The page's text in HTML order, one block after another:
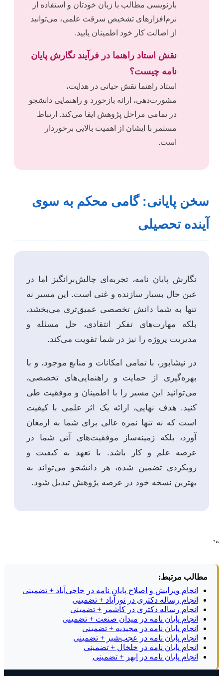
بازنویسی مطالب با زبان خودتان و استفاده از
نرم‌افزارهای تشخیص سرقت علمی، می‌توانید
از اصالت کار خود اطمینان یابید.
نقش استاد راهنما در فرآیند نگارش پایان
نامه چیست؟
استاد راهنما نقش حیاتی در هدایت،
مشورت‌دهی، ارائه بازخورد و راهنمایی دانشجو
در تمامی مراحل پژوهش ایفا می‌کند. ارتباط
مستمر با ایشان از اهمیت بالایی برخوردار
است.
سخن پایانی: گامی محکم به سوی
آینده تحصیلی
نگارش پایان نامه، تجربه‌ای چالش‌برانگیز اما در
عین حال بسیار سازنده و غنی است. این مسیر نه
تنها به شما دانش تخصصی عمیق‌تری می‌بخشد،
بلکه مهارت‌های تفکر انتقادی، حل مسئله و
مدیریت پروژه را نیز در شما تقویت می‌کند.
در نیشابور، با تمامی امکانات و منابع موجود، و با
بهره‌گیری از حمایت و راهنمایی‌های تخصصی،
می‌توانید این مسیر را با اطمینان و موفقیت طی
کنید. هدف نهایی، ارائه یک اثر علمی با کیفیت
است که نه تنها نمره عالی برای شما به ارمغان
آورد، بلکه زمینه‌ساز موفقیت‌های آتی شما در
عرصه علم و کار باشد. با تعهد به کیفیت و
رویکردی تضمین شده، هر دانشجو می‌تواند به
بهترین نسخه خود در عرصه پژوهش تبدیل شود.
“`
مطالب مرتبط:
انجام ویرایش و اصلاح پایان نامه در حاجی‌آباد + تضمینی
انجام رساله دکتری در نورآباد + تضمینی
انجام رساله دکتری در کاشمر + تضمینی
انجام پایان نامه در میدان صنعت + تضمینی
انجام پایان نامه در مجیدیه + تضمینی
انجام پایان نامه در عجب‌شیر + تضمینی
انجام پایان نامه در خلخال + تضمینی
انجام پایان نامه در ابهر + تضمینی